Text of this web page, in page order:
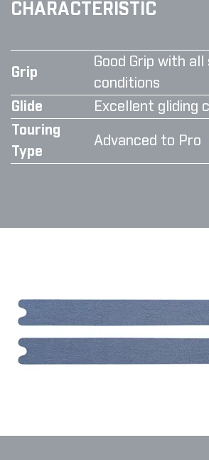
CHARACTERISTIC
Grip
Good Grip with all
conditions
Glide
Excellent gliding
Touring
Type
Advanced to Pro